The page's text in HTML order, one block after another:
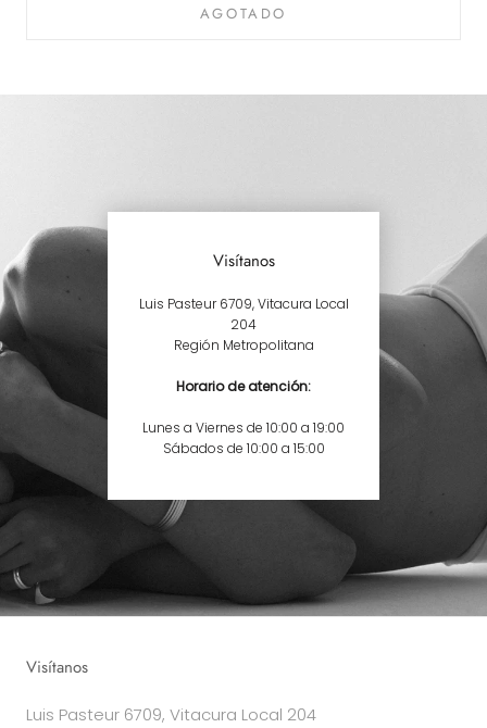
AGOTADO
Visítanos
Luis Pasteur 6709, Vitacura Local
204
Región Metropolitana
Horario de atención:
Lunes a Viernes de 10:00 a 19:00
Sábados de 10:00 a 15:00
Visítanos
Luis Pasteur 6709, Vitacura Local 204